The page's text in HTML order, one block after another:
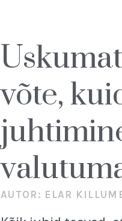
võte,
AUTOR: ELAR